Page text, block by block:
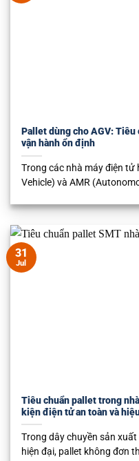
Pallet dùng cho AGV:
vận hành ổn định
Trong các nhà máy điện tử
Vehicle) và AMR
Tiêu chuẩn pallet trong
kiện điện tử an toàn và
Trong dây chuyền sản
hiện đại, pallet không đơn
31
Jul